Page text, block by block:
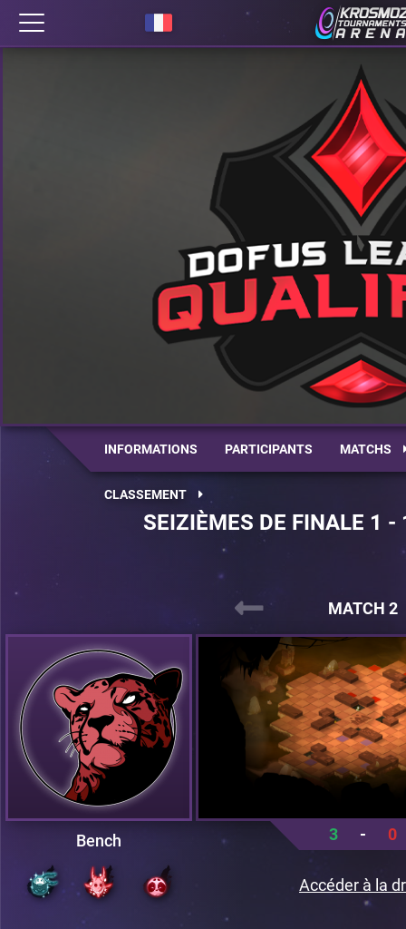
INFORMATIONS PARTICIPANTS MATCHS
CLASSEMENT
SEIZIÈMES DE FINALE 1
MATCH 2
Bench 3 - 0
Accéder à la